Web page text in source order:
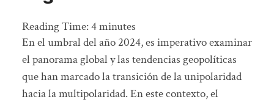
Reading Time:4minutes
En el umbral del año 2024, es imperativo examinar
el panorama global y las tendencias geopolíticas
que han marcado la transición de la unipolaridad
hacia la multipolaridad. En este contexto, el